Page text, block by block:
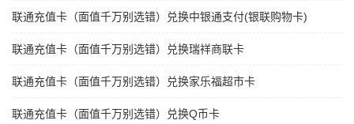
联通充值卡（面值千万别选错）兑换中银通支付(银联购物卡)
联通充值卡（面值千万别选错）兑换瑞祥商联卡
联通充值卡（面值千万别选错）兑换家乐福超市卡
联通充值卡（面值千万别选错）兑换Q币卡